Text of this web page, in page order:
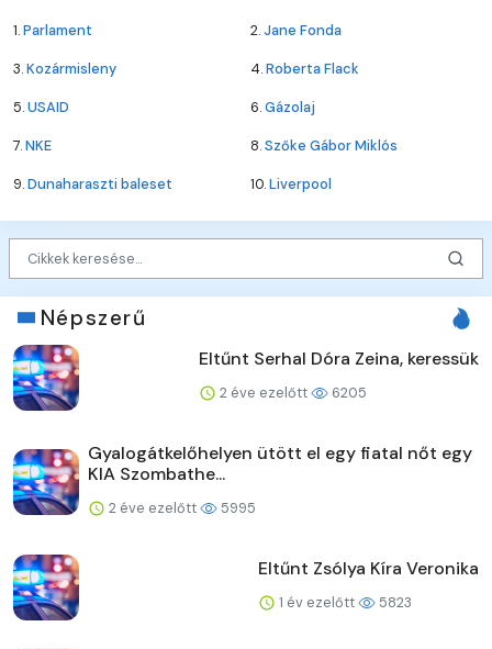
1.Parlament 2.Jane Fonda
3.Kozármisleny 4.Roberta Flack
5.USAID 6.Gázolaj
7.NKE 8.Szőke Gábor Miklós
9.Dunaharaszti baleset 10.Liverpool
Népszerű
Eltűnt Serhal Dóra Zeina, keressük
2 éve ezelőtt 6205
Gyalogátkelőhelyen ütött el egy fiatal nőt egy
KIA Szombathe...
2 éve ezelőtt 5995
Eltűnt Zsólya Kíra Veronika
1 év ezelőtt 5823